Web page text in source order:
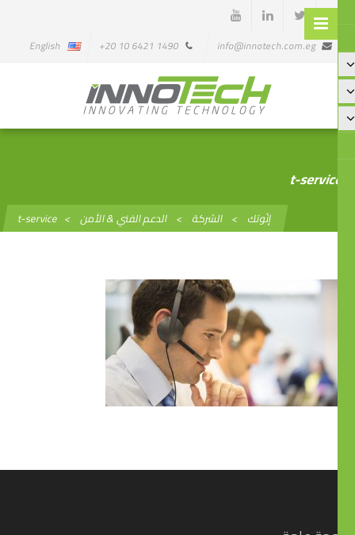
info@innotech.com.eg
1490 6421 10 20+
English
t-
إنّوتك> الشركة> الدعم الفني & الأمن>
t-service